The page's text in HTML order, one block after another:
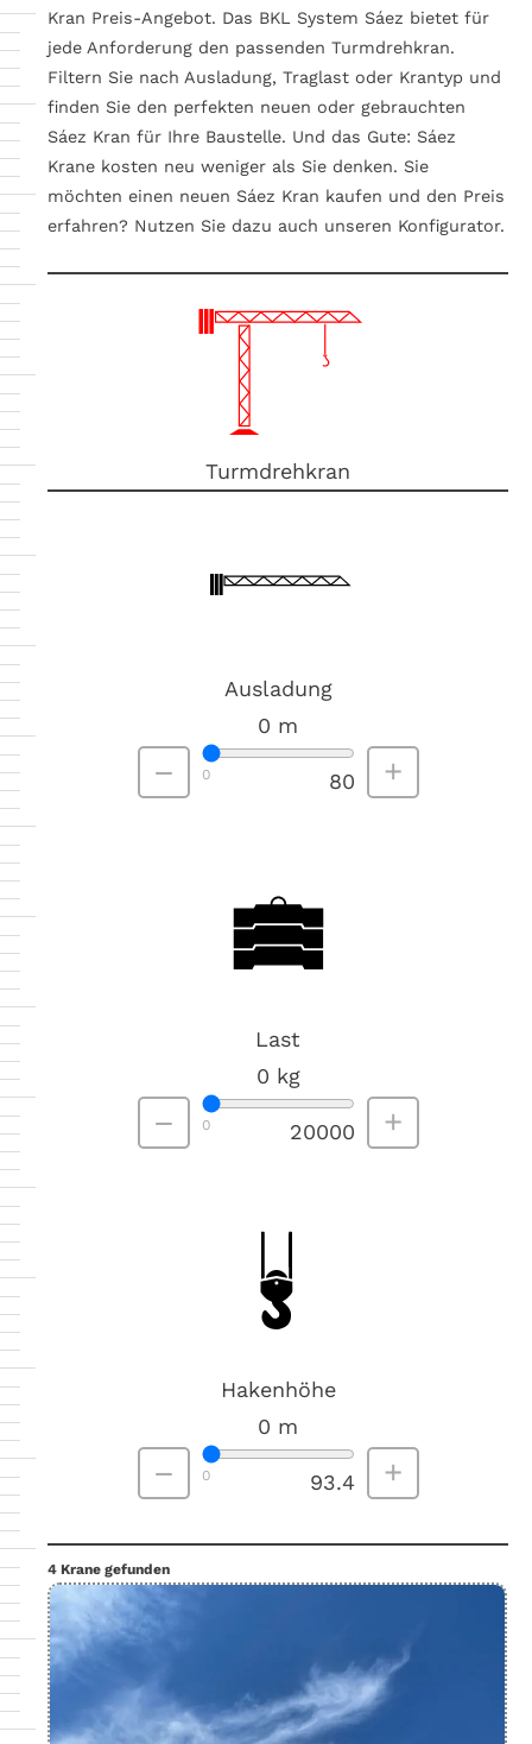
Kran Preis-Angebot. Das BKL System Sáez bietet für
jede Anforderung den passenden Turmdrehkran.
Filtern Sie nach Ausladung, Traglast oder Krantyp und
finden Sie den perfekten neuen oder gebrauchten
Sáez Kran für Ihre Baustelle. Und das Gute: Sáez
Krane kosten neu weniger als Sie denken. Sie
möchten einen neuen Sáez Kran kaufen und den Preis
erfahren? Nutzen Sie dazu auch unseren Konfigurator.
Turmdrehkran
Ausladung
0 m
– 0 80 +
Last
0 kg
– 0 20000 +
Hakenhöhe
0 m
– 0 93.4 +
4 Krane gefunden